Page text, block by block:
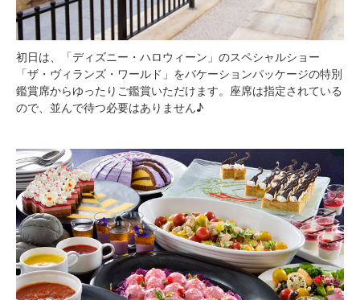
初日は、「ディズニー・ハロウィーン」のスペシャルショー
「ザ・ヴィランズ・ワールド」をバケーションパッケージの特別
鑑賞席からゆったりご鑑賞いただけます。座席は指定されている
ので、並んで待つ必要はありません♪